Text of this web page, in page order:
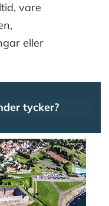
vare
eller
tycker?